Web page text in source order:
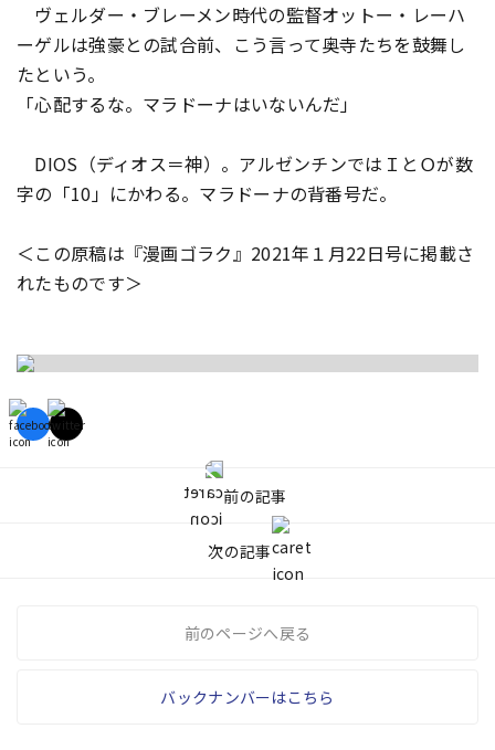
ヴェルダー・ブレーメン時代の監督オットー・レーハ
ーゲルは強豪との試合前、こう言って奥寺たちを鼓舞し
たという。
「心配するな。マラドーナはいないんだ」
DIOS（ディオス＝神）。アルゼンチンではＩとＯが数
字の「10」にかわる。マラドーナの背番号だ。
＜この原稿は『漫画ゴラク』2021年１月22日号に掲載さ
れたものです＞
前の記事
次の記事
前のページへ戻る
バックナンバーはこちら